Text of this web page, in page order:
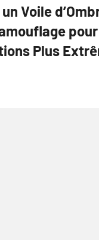
Voile
Plus